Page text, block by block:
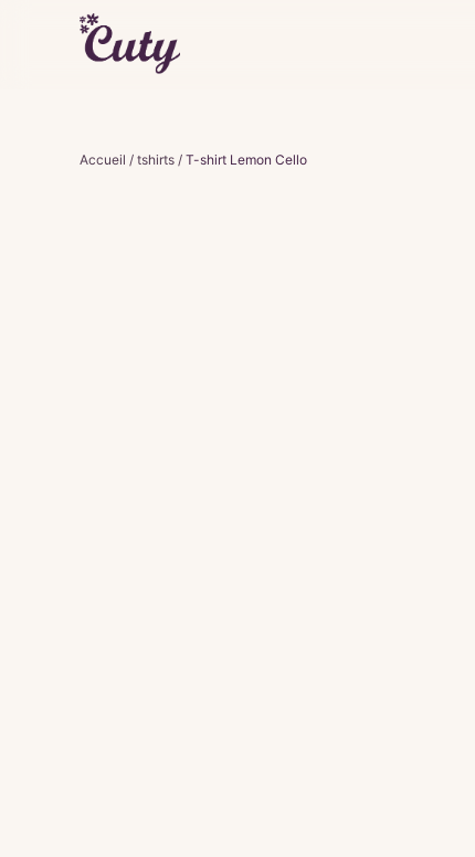
Accueil / tshirts / T-shirt Lemon Cello